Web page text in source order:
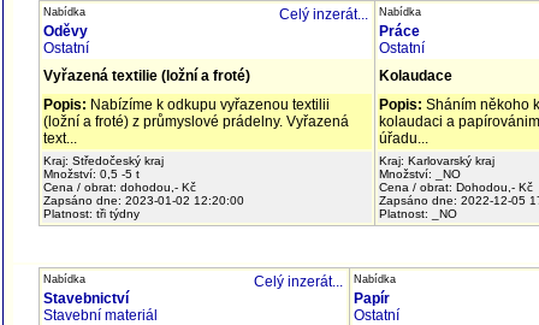
Nabídka
Celý inzerát...
Oděvy
Ostatní
Vyřazená textilie (ložní a froté)
Popis: Nabízíme k odkupu vyřazenou textilii
(ložní a froté) z průmyslové prádelny. Vyřazená
text...
Kraj: Středočeský kraj
Množství: 0,5 -5 t
Cena / obrat: dohodou,- Kč
Zapsáno dne: 2023-01-02 12:20:00
Platnost: tři týdny
Nabídka
Práce
Ostatní
Kolaudace
Popis: Sháním někoho
kolaudaci a
úřadu...
Kraj: Karlovarský kraj
Množství: _NO
Cena / obrat: Dohodou,- Kč
Zapsáno dne: 2022-12-05
Platnost: _NO
Nabídka
Celý inzerát...
Stavebnictví
Stavební materiál
Nabídka
Papír
Ostatní